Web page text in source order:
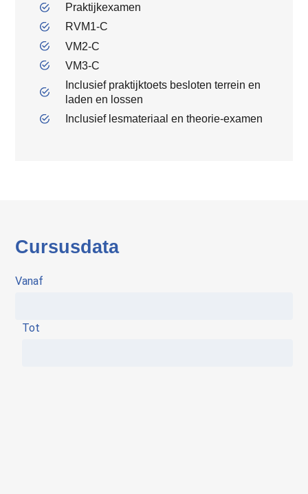
Praktijkexamen
RVM1-C
VM2-C
VM3-C
Inclusief praktijktoets besloten terrein en
laden en lossen
Inclusief lesmateriaal en theorie-examen
Cursusdata
Vanaf
Tot